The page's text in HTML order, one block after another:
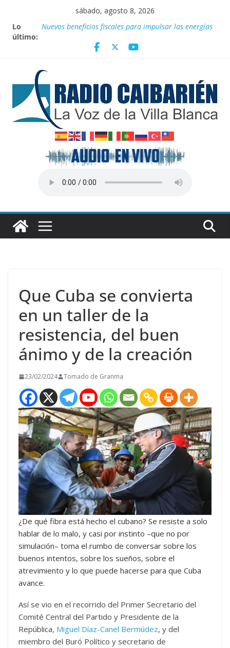
contenido
sábado, agosto 8, 2026
Lo
último:
Nuevos beneficios fiscales para impulsar las energías
Nota oficial del Gobierno Provincial de Villa Clara
Por el pedraplén en cita con la historia
Que Cuba se convierta
en un taller de la
resistencia, del buen
ánimo y de la creación
23/02/2024 Tomado de Granma
¿De qué fibra está hecho el cubano? Se resiste a solo
hablar de lo malo, y casi por instinto –que no por
simulación– toma el rumbo de conversar sobre los
buenos intentos, sobre los sueños, sobre el
atrevimiento y lo que puede hacerse para que Cuba
avance.
Así se vio en el recorrido del Primer Secretario del
Comité Central del Partido y Presidente de la
República, Miguel Díaz-Canel Bermúdez, y del
miembro del Buró Político y secretario de